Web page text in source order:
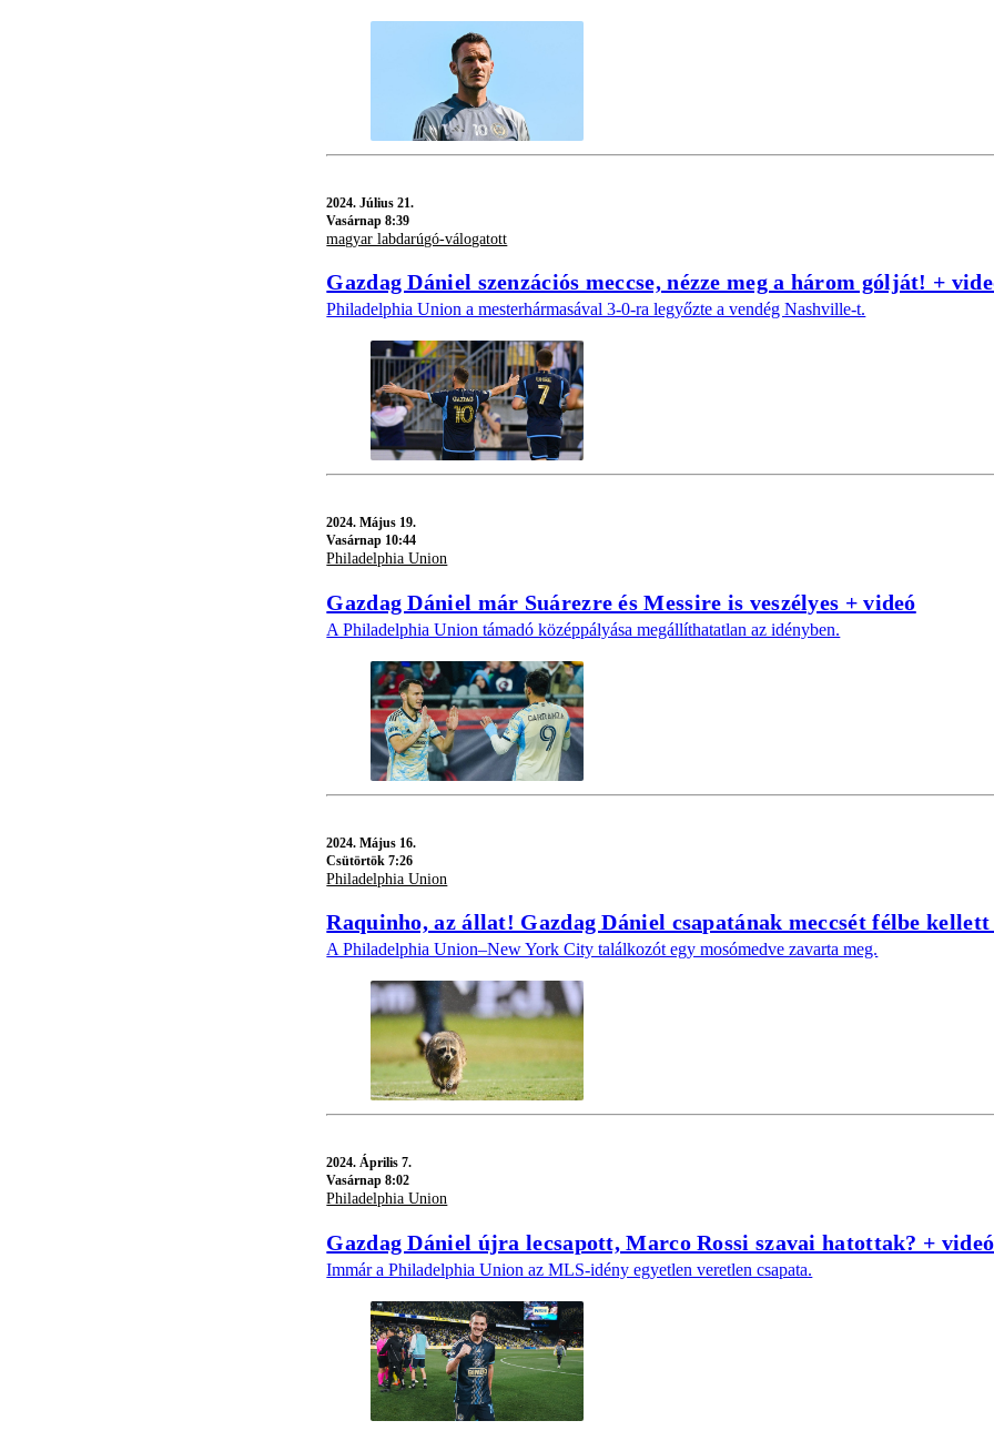
2024.Július 21.
Vasárnap 8:39
magyar labdarúgó-válogatott
Gazdag Dániel szenzációs meccse, nézze meg a három gólját! +
Philadelphia Union a mesterhármasával 3-0-ra legyőzte a vendég Nashville-t.
2024.Május 19.
Vasárnap 10:44
Philadelphia Union
Gazdag Dániel már Suárezre és Messire is veszélyes + videó
A Philadelphia Union támadó középpályása megállíthatatlan az idényben.
2024.Május 16.
Csütörtök 7:26
Philadelphia Union
Raquinho, az állat! Gazdag Dániel csapatának meccsét félbe
A Philadelphia Union–New York City találkozót egy mosómedve zavarta meg.
2024.Április 7.
Vasárnap 8:02
Philadelphia Union
Gazdag Dániel újra lecsapott, Marco Rossi szavai hatottak? + videó
Immár a Philadelphia Union az MLS-idény egyetlen veretlen csapata.